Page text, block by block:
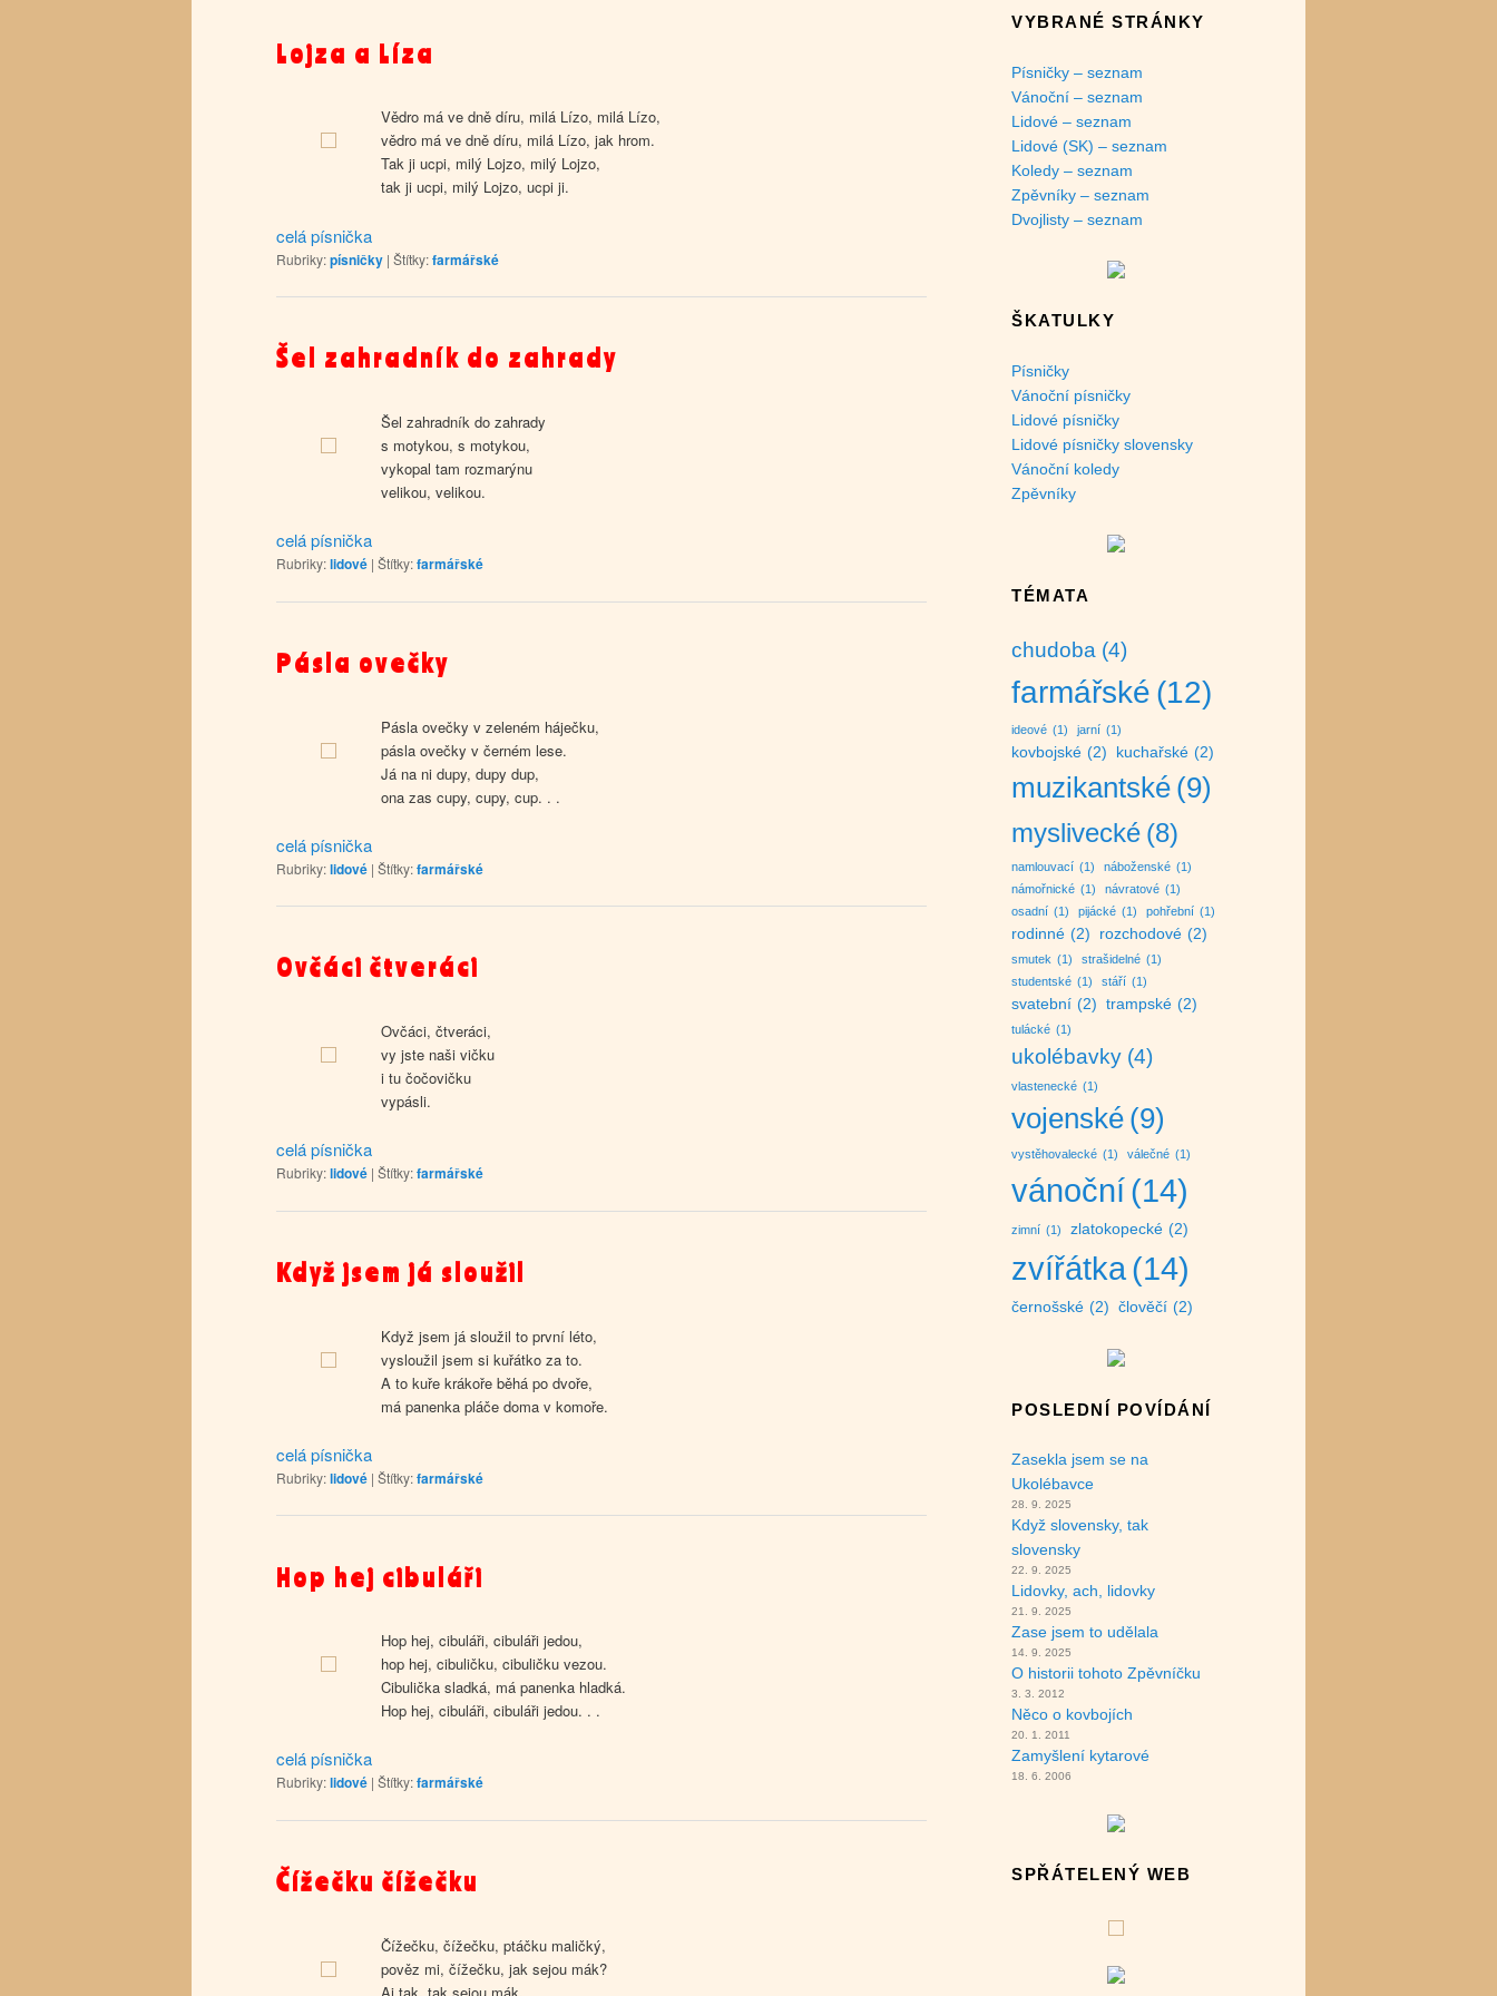
Lojza a Líza
Vědro má ve dně díru, milá Lízo, milá Lízo,
vědro má ve dně díru, milá Lízo, jak hrom.
Tak ji ucpi, milý Lojzo, milý Lojzo,
tak ji ucpi, milý Lojzo, ucpi ji.
celá písnička
Rubriky:písničky | Štítky:farmářské
Šel zahradník do zahrady
Šel zahradník do zahrady
s motykou, s motykou,
vykopal tam rozmarýnu
velikou, velikou.
celá písnička
Rubriky:lidové | Štítky:farmářské
Pásla ovečky
Pásla ovečky v zeleném háječku,
pásla ovečky v černém lese.
Já na ni dupy, dupy dup,
ona zas cupy, cupy, cup. . .
celá písnička
Rubriky:lidové | Štítky:farmářské
Ovčáci čtveráci
Ovčáci, čtveráci,
vy jste naši vičku
i tu čočovičku
vypásli.
celá písnička
Rubriky:lidové | Štítky:farmářské
Když jsem já sloužil
Když jsem já sloužil to první léto,
vysloužil jsem si kuřátko za to.
A to kuře krákoře běhá po dvoře,
má panenka pláče doma v komoře.
celá písnička
Rubriky:lidové | Štítky:farmářské
Hop hej cibuláři
Hop hej, cibuláři, cibuláři jedou,
hop hej, cibuličku, cibuličku vezou.
Cibulička sladká, má panenka hladká.
Hop hej, cibuláři, cibuláři jedou. . .
celá písnička
Rubriky:lidové | Štítky:farmářské
Čížečku čížečku
Čížečku, čížečku, ptáčku maličký,
pověz mi, čížečku, jak sejou mák?
VYBRANÉ STRÁNKY
Písničky – seznam
Vánoční – seznam
Lidové – seznam
Lidové (SK) – seznam
Koledy – seznam
Zpěvníky – seznam
Dvojlisty – seznam
ŠKATULKY
Písničky
Vánoční písničky
Lidové písničky
Lidové písničky slovensky
Vánoční koledy
Zpěvníky
TÉMATA
chudoba (4)
farmářské (12)
ideové (1) jarní (1)
kovbojské (2) kuchařské (2)
muzikantské (9)
myslivecké (8)
namlouvací (1) náboženské (1)
námořnické (1) návratové (1)
osadní (1) pijácké (1) pohřební (1)
rodinné (2) rozchodové (2)
smutek (1) strašidelné (1)
studentské (1) stáří (1)
svatební (2) trampské (2)
tulácké (1)
ukolébavky (4)
vlastenecké (1)
vojenské (9)
vystěhovalecké (1) válečné (1)
vánoční(14)
zimní (1) zlatokopecké (2)
zvířátka(14)
černošské (2) člověčí (2)
POSLEDNÍ POVÍDÁNÍ
Zasekla jsem se na
Ukolébavce
28. 9. 2025
Když slovensky, tak
slovensky
22. 9. 2025
Lidovky, ach, lidovky
21. 9. 2025
Zase jsem to udělala
14. 9. 2025
O historii tohoto Zpěvníčku
3. 3. 2012
Něco o kovbojích
20. 1. 2011
Zamyšlení kytarové
18. 6. 2006
SPŘÁTELENÝ WEB